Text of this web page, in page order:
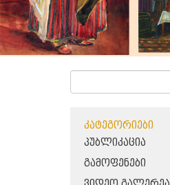
ᲙᲐᲢᲔᲒᲝᲠᲘᲔᲑᲘ
ᲞᲣᲑᲚᲘᲙᲐᲪᲘᲐ
ᲒᲐᲛᲝᲤᲔᲜᲔᲑᲘ